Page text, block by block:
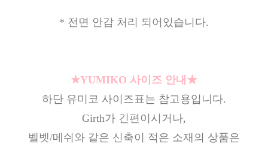
* 전면 안감 처리 되어있습니다.
★YUMIKO 사이즈 안내★
하단 유미코 사이즈표는 참고용입니다.
Girth가 긴편이시거나,
벨벳/메쉬와 같은 신축이 적은 소재의 상품은